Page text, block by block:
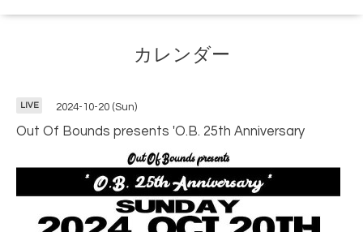
カレンダー
LIVE 2024-10-20 (Sun)
Out Of Bounds presents 'O.B. 25th Anniversary